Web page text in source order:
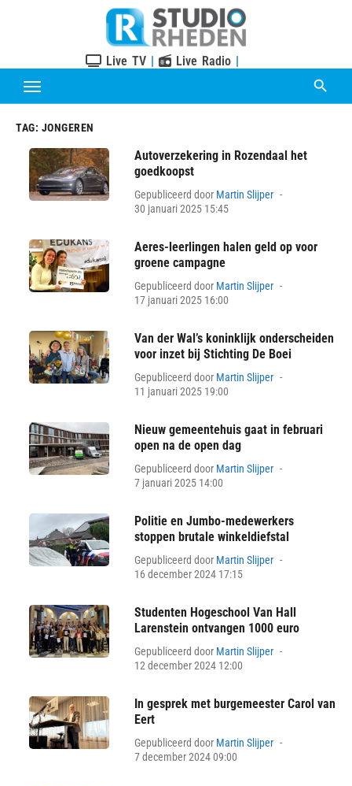
Live TV | Live Radio |
TAG: JONGEREN
Autoverzekering in Rozendaal het
goedkoopst
Gepubliceerd door Martin Slijper
30 januari 2025 15:45
Aeres-leerlingen halen geld op voor
groene campagne
Gepubliceerd door Martin Slijper
17 januari 2025 16:00
Van der Wal’s koninklijk onderscheiden
voor inzet bij Stichting De Boei
Gepubliceerd door Martin Slijper
11 januari 2025 19:00
Nieuw gemeentehuis gaat in februari
open na de open dag
Gepubliceerd door Martin Slijper
7 januari 2025 14:00
Politie en Jumbo-medewerkers
stoppen brutale winkeldiefstal
Gepubliceerd door Martin Slijper
16 december 2024 17:15
Studenten Hogeschool Van Hall
Larenstein ontvangen 1000 euro
Gepubliceerd door Martin Slijper
12 december 2024 12:00
In gesprek met burgemeester Carol van
Eert
Gepubliceerd door Martin Slijper
7 december 2024 09:00